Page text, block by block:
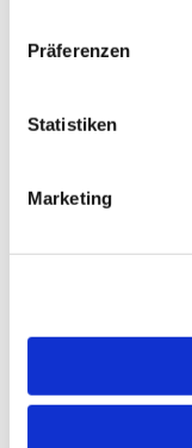
Präferenzen
Statistiken
Marketing
Pfarrei St. Martin
Wallfahrten